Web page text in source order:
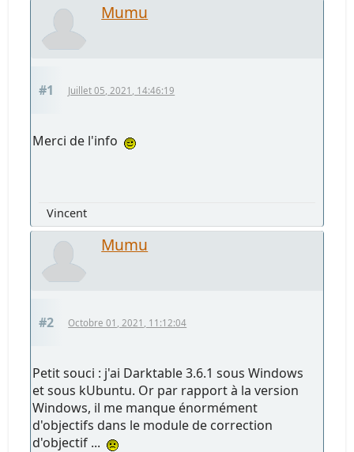
Mumu
#1 Juillet 05, 2021, 14:46:19
Merci de l'info
Vincent
Mumu
#2 Octobre 01, 2021, 11:12:04
Petit souci : j'ai Darktable 3.6.1 sous Windows
et sous kUbuntu. Or par rapport à la version
Windows, il me manque énormément
d'objectifs dans le module de correction
d'objectif ...